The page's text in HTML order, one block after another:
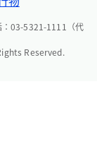
03-5321-1111（代
Reserved.